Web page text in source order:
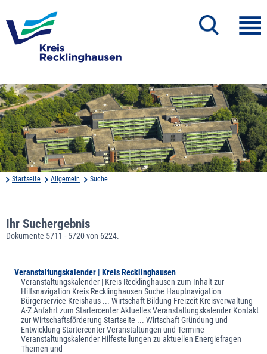
Startseite Allgemein Suche
Ihr Suchergebnis
Dokumente 5711 - 5720 von 6224.
Veranstaltungskalender | Kreis Recklinghausen
Veranstaltungskalender | Kreis Recklinghausen zum Inhalt zur
Hilfsnavigation Kreis Recklinghausen Suche Hauptnavigation
Bürgerservice Kreishaus ... Wirtschaft Bildung Freizeit Kreisverwaltung
A-Z Anfahrt zum Startercenter Aktuelles Veranstaltungskalender Kontakt
zur Wirtschaftsförderung Startseite ... Wirtschaft Gründung und
Entwicklung Startercenter Veranstaltungen und Termine
Veranstaltungskalender Hilfestellungen zu aktuellen Energiefragen
Themen und